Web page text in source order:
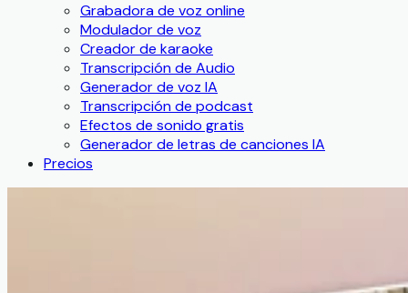
Grabadora de voz online
Modulador de voz
Creador de karaoke
Transcripción de Audio
Generador de voz IA
Transcripción de podcast
Efectos de sonido gratis
Generador de letras de canciones IA
Precios